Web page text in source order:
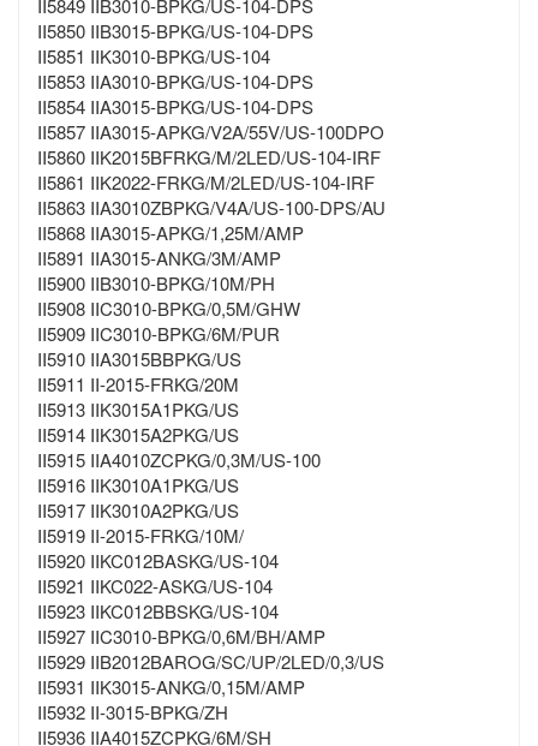
II5849 IIB3010-BPKG/US-104-DPS
II5850 IIB3015-BPKG/US-104-DPS
II5851 IIK3010-BPKG/US-104
II5853 IIA3010-BPKG/US-104-DPS
II5854 IIA3015-BPKG/US-104-DPS
II5857 IIA3015-APKG/V2A/55V/US-100DPO
II5860 IIK2015BFRKG/M/2LED/US-104-IRF
II5861 IIK2022-FRKG/M/2LED/US-104-IRF
II5863 IIA3010ZBPKG/V4A/US-100-DPS/AU
II5868 IIA3015-APKG/1,25M/AMP
II5891 IIA3015-ANKG/3M/AMP
II5900 IIB3010-BPKG/10M/PH
II5908 IIC3010-BPKG/0,5M/GHW
II5909 IIC3010-BPKG/6M/PUR
II5910 IIA3015BBPKG/US
II5911 II-2015-FRKG/20M
II5913 IIK3015A1PKG/US
II5914 IIK3015A2PKG/US
II5915 IIA4010ZCPKG/0,3M/US-100
II5916 IIK3010A1PKG/US
II5917 IIK3010A2PKG/US
II5919 II-2015-FRKG/10M/
II5920 IIKC012BASKG/US-104
II5921 IIKC022-ASKG/US-104
II5923 IIKC012BBSKG/US-104
II5927 IIC3010-BPKG/0,6M/BH/AMP
II5929 IIB2012BAROG/SC/UP/2LED/0,3/US
II5931 IIK3015-ANKG/0,15M/AMP
II5932 II-3015-BPKG/ZH
II5936 IIA4015ZCPKG/6M/SH